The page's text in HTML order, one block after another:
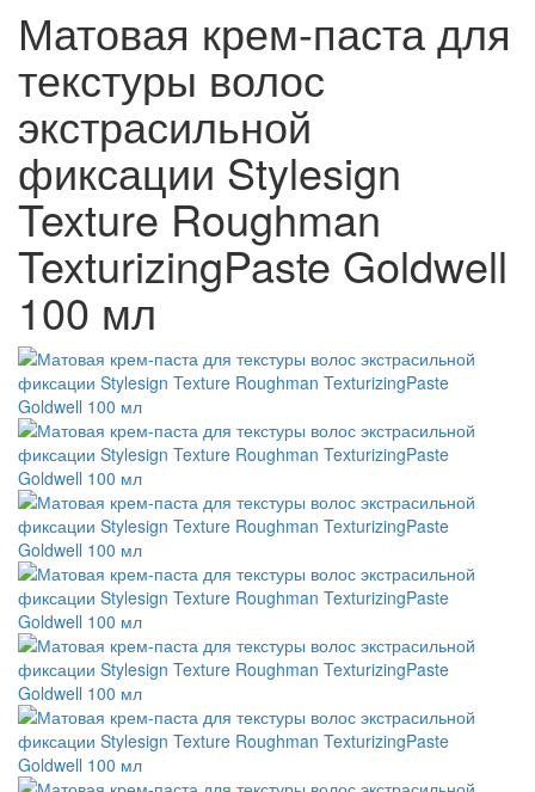
Матовая крем-паста для
текстуры волос
экстрасильной
фиксации Stylesign
Texture Roughman
TexturizingPaste Goldwell
100 мл